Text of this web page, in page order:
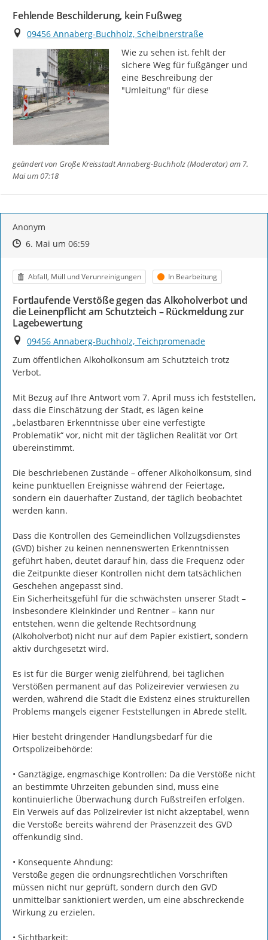
Fehlende Beschilderung, kein Fußweg
Ort
09456 Annaberg-Buchholz, Scheibnerstraße
Wie zu sehen ist, fehlt der
sichere Weg für fußgänger und
eine Beschreibung der
"Umleitung" für diese
geändert von Große Kreisstadt Annaberg-Buchholz (Moderator)am 7.
Mai um 07:18
Anonym
Zeitpunkt des Erstellens
Zeitpunkt des Erstellens
6. Mai um 06:59Zur Äußerung
Kategorie
Abfall, Müll und Verunreinigungen Status
In Bearbeitung
Fortlaufende Verstöße gegen das Alkoholverbot und
die Leinenpflicht am Schutzteich – Rückmeldung zur
Lagebewertung
Ort
09456 Annaberg-Buchholz, Teichpromenade
Zum öffentlichen Alkoholkonsum am Schutzteich trotz
Verbot.
Mit Bezug auf Ihre Antwort vom 7. April muss ich feststellen,
dass die Einschätzung der Stadt, es lägen keine
„belastbaren Erkenntnisse über eine verfestigte
Problematik“ vor, nicht mit der täglichen Realität vor Ort
übereinstimmt.
Die beschriebenen Zustände – offener Alkoholkonsum, sind
keine punktuellen Ereignisse während der Feiertage,
sondern ein dauerhafter Zustand, der täglich beobachtet
werden kann.
Dass die Kontrollen des Gemeindlichen Vollzugsdienstes
(GVD) bisher zu keinen nennenswerten Erkenntnissen
geführt haben, deutet darauf hin, dass die Frequenz oder
die Zeitpunkte dieser Kontrollen nicht dem tatsächlichen
Geschehen angepasst sind.
Ein Sicherheitsgefühl für die schwächsten unserer Stadt –
insbesondere Kleinkinder und Rentner – kann nur
entstehen, wenn die geltende Rechtsordnung
(Alkoholverbot) nicht nur auf dem Papier existiert, sondern
aktiv durchgesetzt wird.
Es ist für die Bürger wenig zielführend, bei täglichen
Verstößen permanent auf das Polizeirevier verwiesen zu
werden, während die Stadt die Existenz eines strukturellen
Problems mangels eigener Feststellungen in Abrede stellt.
Hier besteht dringender Handlungsbedarf für die
Ortspolizeibehörde:
• Ganztägige, engmaschige Kontrollen: Da die Verstöße nicht
an bestimmte Uhrzeiten gebunden sind, muss eine
kontinuierliche Überwachung durch Fußstreifen erfolgen.
Ein Verweis auf das Polizeirevier ist nicht akzeptabel, wenn
die Verstöße bereits während der Präsenzzeit des GVD
offenkundig sind.
• Konsequente Ahndung:
Verstöße gegen die ordnungsrechtlichen Vorschriften
müssen nicht nur geprüft, sondern durch den GVD
unmittelbar sanktioniert werden, um eine abschreckende
Wirkung zu erzielen.
• Sichtbarkeit: